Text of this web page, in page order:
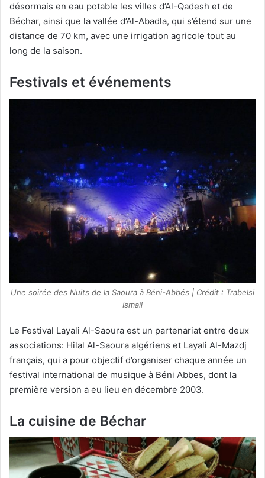
désormais en eau potable les villes d’Al-Qadesh et de
Béchar, ainsi que la vallée d’Al-Abadla, qui s’étend sur une
distance de 70 km, avec une irrigation agricole tout au
long de la saison.
Festivals et événements
Une soirée des Nuits de la Saoura à Béni-Abbés | Crédit : Trabelsi
Ismail
Le Festival Layali Al-Saoura est un partenariat entre deux
associations: Hilal Al-Saoura algériens et Layali Al-Mazdj
français, qui a pour objectif d’organiser chaque année un
festival international de musique à Béni Abbes, dont la
première version a eu lieu en décembre 2003.
La cuisine de Béchar